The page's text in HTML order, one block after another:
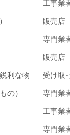
工事業
販売店
専門業
販売店
利な物
受け取
の）
専門業
工事業
専門業